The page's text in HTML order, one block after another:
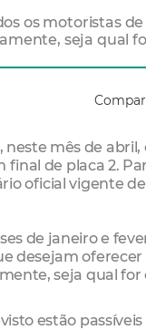
os motoristas
seja qual
mês de
de placa 2.
oficial vigente
de janeiro e
desejam
seja qual for
estão